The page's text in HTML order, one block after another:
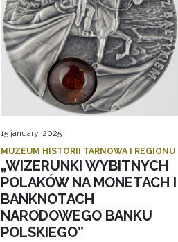
15 january, 2025
MUZEUM HISTORII TARNOWA I REGIONU
„WIZERUNKI WYBITNYCH
POLAKÓW NA MONETACH I
BANKNOTACH
NARODOWEGO BANKU
POLSKIEGO”